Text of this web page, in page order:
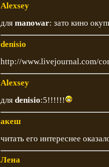
Alexsey
для manowar: зато кино
denisio
http://www.livejournal.com/
Alexsey
для denisio:5!!!!!!
акеш
читать его интереснее
Лена